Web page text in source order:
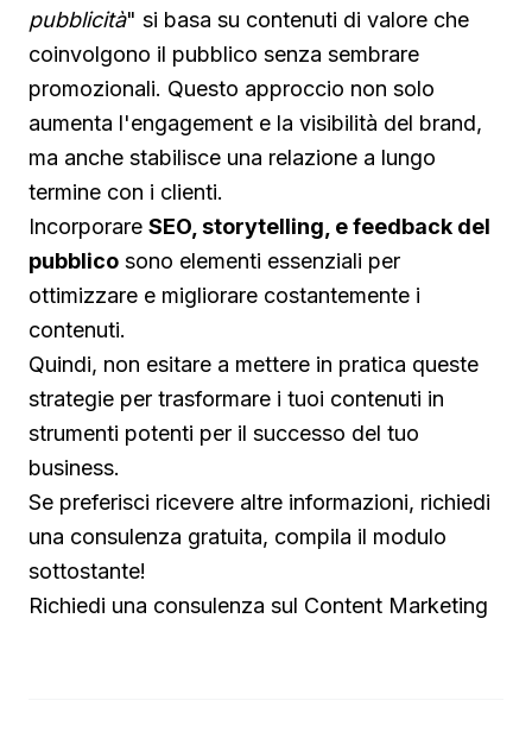
pubblicità" si basa su contenuti di valore che
coinvolgono il pubblico senza sembrare
promozionali. Questo approccio non solo
aumenta l'engagement e la visibilità del brand,
ma anche stabilisce una relazione a lungo
termine con i clienti.
Incorporare SEO, storytelling, e feedback del
pubblico sono elementi essenziali per
ottimizzare e migliorare costantemente i
contenuti.
Quindi, non esitare a mettere in pratica queste
strategie per trasformare i tuoi contenuti in
strumenti potenti per il successo del tuo
business.
Se preferisci ricevere altre informazioni, richiedi
una consulenza gratuita, compila il modulo
sottostante!
Richiedi una consulenza sul Content Marketing